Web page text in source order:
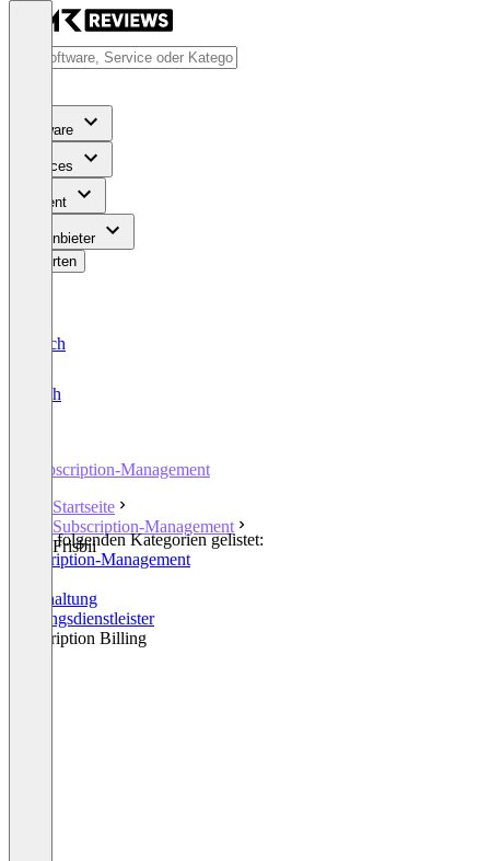
Software
Services
Content
Für Anbieter
Bewerten
Deutsch
English
Subscription-Management
Startseite
Subscription-Management
Frisbii
In den folgenden Kategorien gelistet:
Subscription-Management
Buchhaltung
Zahlungsdienstleister
Subscription Billing